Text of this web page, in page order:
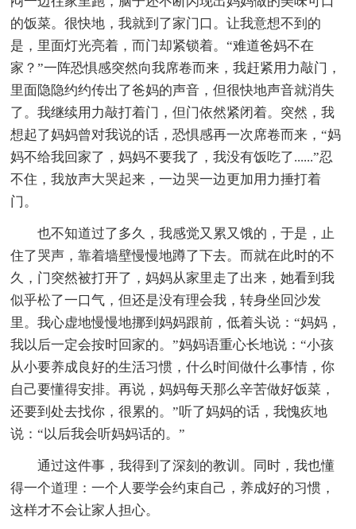
的饭菜。很快地，我就到了家门口。让我意想不到的
是，里面灯光亮着，而门却紧锁着。“难道爸妈不在
家？”一阵恐惧感突然向我席卷而来，我赶紧用力敲门，
里面隐隐约约传出了爸妈的声音，但很快地声音就消失
了。我继续用力敲打着门，但门依然紧闭着。突然，我
想起了妈妈曾对我说的话，恐惧感再一次席卷而来，“妈
妈不给我回家了，妈妈不要我了，我没有饭吃了......”忍
不住，我放声大哭起来，一边哭一边更加用力捶打着
门。
也不知道过了多久，我感觉又累又饿的，于是，止
住了哭声，靠着墙壁慢慢地蹲了下去。而就在此时的不
久，门突然被打开了，妈妈从家里走了出来，她看到我
似乎松了一口气，但还是没有理会我，转身坐回沙发
里。我心虚地慢慢地挪到妈妈跟前，低着头说：“妈妈，
我以后一定会按时回家的。”妈妈语重心长地说：“小孩
从小要养成良好的生活习惯，什么时间做什么事情，你
自己要懂得安排。再说，妈妈每天那么辛苦做好饭菜，
还要到处去找你，很累的。”听了妈妈的话，我愧疚地
说：“以后我会听妈妈话的。”
通过这件事，我得到了深刻的教训。同时，我也懂
得一个道理：一个人要学会约束自己，养成好的习惯，
这样才不会让家人担心。